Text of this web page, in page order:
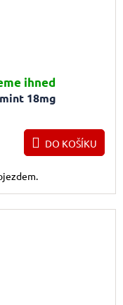
18mg
ihned
DO KOŠÍKU